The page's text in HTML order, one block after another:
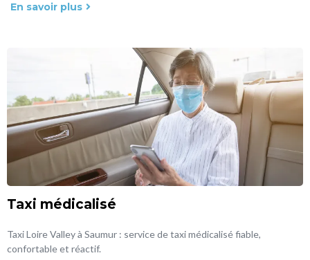
En savoir plus
Taxi médicalisé
Taxi Loire Valley à Saumur : service de taxi médicalisé fiable,
confortable et réactif.